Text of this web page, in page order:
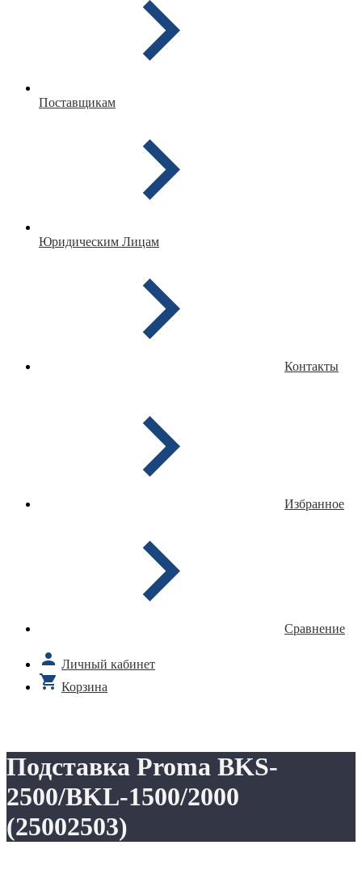
Поставщикам
Юридическим Лицам
Контакты
Избранное
Сравнение
Личный кабинет
Корзина
Подставка Proma BKS-
2500/BKL-1500/2000
(25002503)